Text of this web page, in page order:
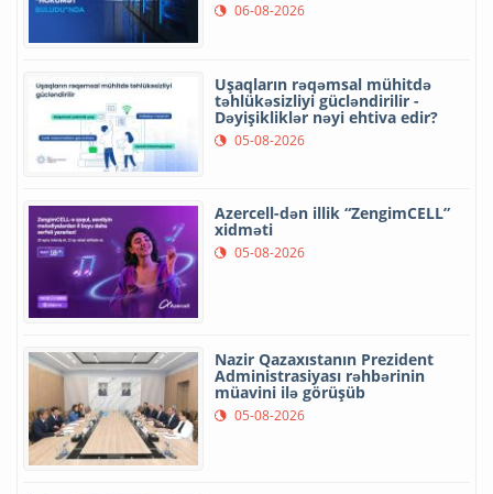
06-08-2026
Uşaqların rəqəmsal mühitdə
təhlükəsizliyi gücləndirilir -
Dəyişikliklər nəyi ehtiva edir?
05-08-2026
Azercell-dən illik “ZengimCELL”
xidməti
05-08-2026
Nazir Qazaxıstanın Prezident
Administrasiyası rəhbərinin
müavini ilə görüşüb
05-08-2026